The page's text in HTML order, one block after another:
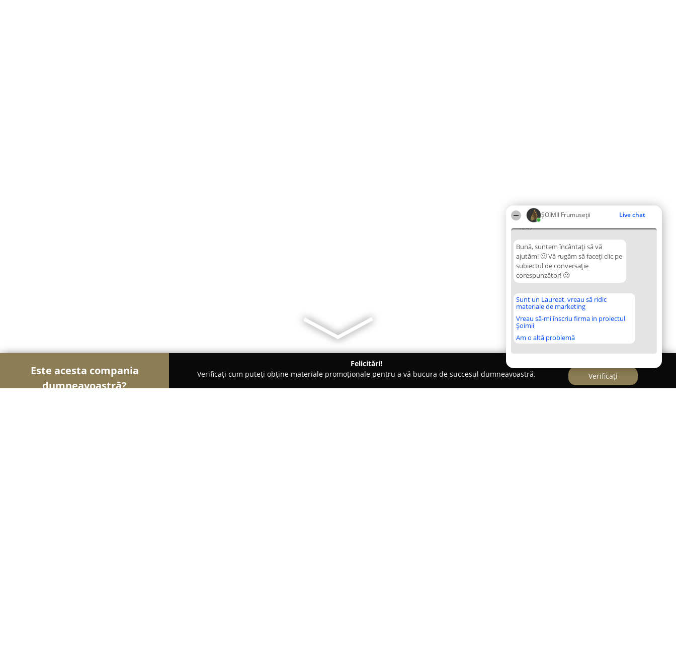
ȘOIMII Frumuseții Live chat
10:49
Bună, suntem încântați să vă
ajutăm! 🙂 Vă rugăm să faceți clic pe
subiectul de conversație
corespunzător! 🙂
Sunt un Laureat, vreau să ridic
materiale de marketing
Vreau să-mi înscriu firma in proiectul
Șoimii
Am o altă problemă
Este acesta compania
dumneavoastră?
Felicitări!
Verificați cum puteți obține materiale promoționale pentru a vă bucura de succesul dumneavoastră.
Verificați